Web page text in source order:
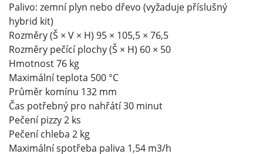
Palivo: zemní plyn nebo dřevo (vyžaduje příslušný
hybrid kit)
Rozměry (Š × V × H) 95 × 105,5 × 76,5
Rozměry pečící plochy (Š × H) 60 × 50
Hmotnost 76 kg
Maximální teplota 500 °C
Průměr komínu 132 mm
Čas potřebný pro nahřátí 30 minut
Pečení pizzy 2 ks
Pečení chleba 2 kg
Maximální spotřeba paliva 1,54 m3/h